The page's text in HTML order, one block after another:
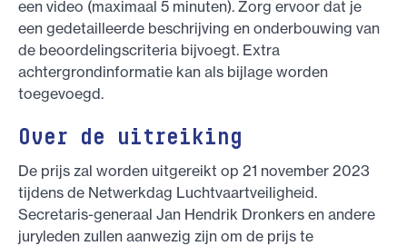
een video (maximaal 5 minuten). Zorg ervoor dat je
een gedetailleerde beschrijving en onderbouwing van
de beoordelingscriteria bijvoegt. Extra
achtergrondinformatie kan als bijlage worden
toegevoegd.
Over de uitreiking
De prijs zal worden uitgereikt op 21 november 2023
tijdens de Netwerkdag Luchtvaartveiligheid.
Secretaris-generaal Jan Hendrik Dronkers en andere
juryleden zullen aanwezig zijn om de prijs te